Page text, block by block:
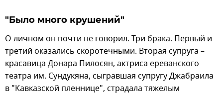
"Было много крушений"
О личном он почти не говорил. Три брака. Первый и
третий оказались скоротечными. Вторая супруга –
красавица Донара Пилосян, актриса ереванского
театра им. Сундукяна, сыгравшая супругу Джабраила
в "Кавказской пленнице", страдала тяжелым